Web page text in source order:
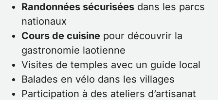
Randonnées sécurisées dans les parcs
nationaux
Cours de cuisine pour découvrir la
gastronomie laotienne
Visites de temples avec un guide local
Balades en vélo dans les villages
Participation à des ateliers d’artisanat